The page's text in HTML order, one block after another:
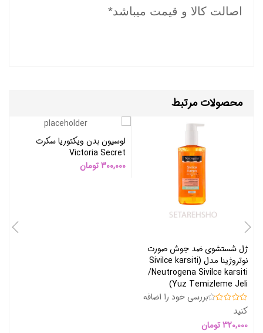
اصالت کالا و قیمت میباشد*
محصولات مرتبط
ژل شستشوی ضد جوش صورت
نوتروژینا مدل (Sivilce karsiti
/Neutrogena Sivilce karsiti
Yuz Temizleme Jeli)
بررسی خود را اضافه
کنید
320,000تومان
لوسیون بدن ویکتوریا سکرت
Victoria Secret
300,000تومان